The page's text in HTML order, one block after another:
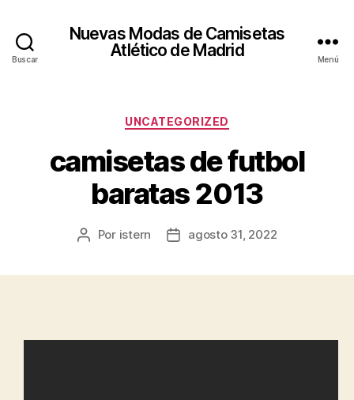
Buscar
Nuevas Modas de Camisetas
Atlético de Madrid
Menú
Categorías
UNCATEGORIZED
camisetas de futbol
baratas 2013
Autor
Por istern
Fechaagosto 31, 2022